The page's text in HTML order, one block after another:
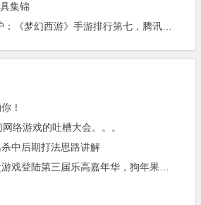
集锦
2015年最赚钱游戏出炉：《梦幻西游》手游排行第七，腾讯总收入进前三
！
络游戏的吐槽大会。。。
杀中后期打法思路讲解
佛山小学生都玩的沙盒游戏登陆第三届乐高嘉年华，狗年果然不一般，附领票攻略